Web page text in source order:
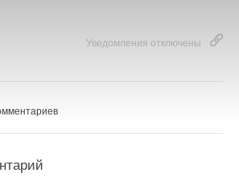
Уведомления отключены